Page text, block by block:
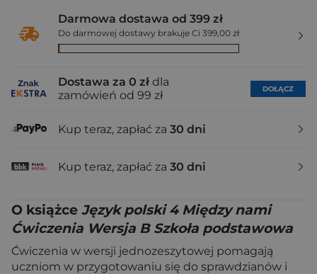
Darmowa dostawa od 399 zł
Do darmowej dostawy brakuje Ci 399,00 zł
Dostawa za 0 zł dla
zamówień od 99 zł
DOŁĄCZ
Kup teraz, zapłać za 30 dni
Kup teraz, zapłać za 30 dni
O książce Język polski 4 Między nami
Ćwiczenia Wersja B Szkoła podstawowa
Ćwiczenia w wersji jednozeszytowej pomagają
uczniom w przygotowaniu się do sprawdzianów i